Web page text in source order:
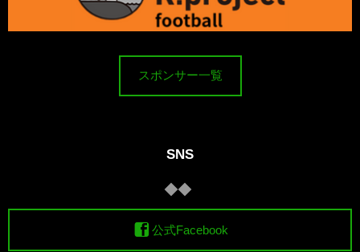
スポンサー一覧
SNS
公式Facebook